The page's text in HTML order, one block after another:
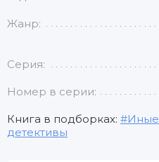
Жанр:
Серия:
Номер в серии:
Книга в подборках:
детективы